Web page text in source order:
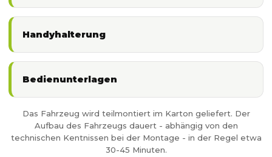
Handyhalterung
Bedienunterlagen
Das Fahrzeug wird teilmontiert im Karton geliefert. Der
Aufbau des Fahrzeugs dauert - abhängig von den
technischen Kentnissen bei der Montage - in der Regel etwa
30-45 Minuten.